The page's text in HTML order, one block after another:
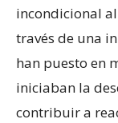
incondicional
través de una
han puesto en
iniciaban la
contribuir a